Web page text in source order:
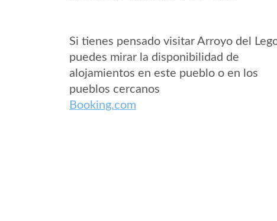
Si tienes pensado visitar Arroyo del
puedes mirar la disponibilidad de
alojamientos en este pueblo o en los
pueblos cercanos
Booking.com